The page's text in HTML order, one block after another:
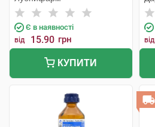
Є в наявності
від 15.90 грн
КУПИТИ
від